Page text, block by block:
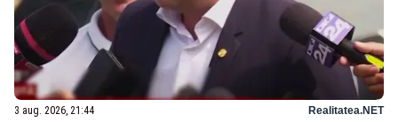
3 aug. 2026, 21:44 Realitatea.NET